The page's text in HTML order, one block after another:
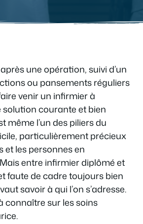
une opération, suivi d’un
ou pansements réguliers
venir un infirmier à
solution courante et bien
même l’un des piliers du
particulièrement précieux
et les personnes en
entre infirmier diplômé et
faute de cadre toujours bien
savoir à qui l’on s’adresse.
connaître sur les soins